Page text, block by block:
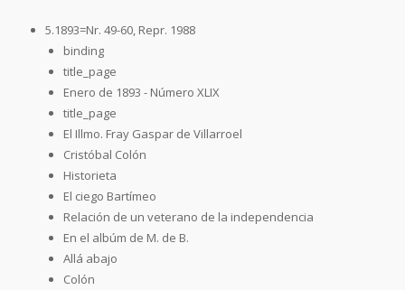
5.1893=Nr. 49-60, Repr. 1988
binding
title_page
Enero de 1893 - Número XLIX
title_page
El Illmo. Fray Gaspar de Villarroel
Cristóbal Colón
Historieta
El ciego Bartímeo
Relación de un veterano de la independencia
En el albúm de M. de B.
Allá abajo
Colón